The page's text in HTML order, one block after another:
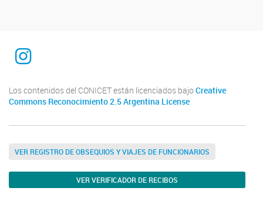
INTEQUI
Los contenidos del CONICET están licenciados bajo Creative
Commons Reconocimiento 2.5 Argentina License
VER REGISTRO DE OBSEQUIOS Y VIAJES DE FUNCIONARIOS
VER VERIFICADOR DE RECIBOS